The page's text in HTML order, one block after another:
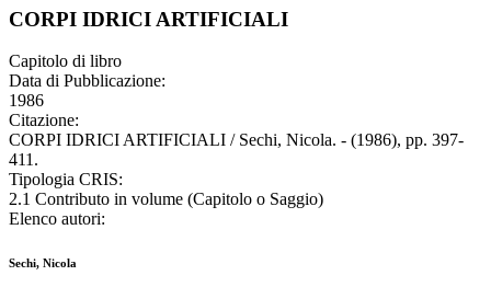
CORPI IDRICI ARTIFICIALI
Capitolo di libro
Data di Pubblicazione:
1986
Citazione:
CORPI IDRICI ARTIFICIALI / Sechi, Nicola. - (1986), pp. 397-
411.
Tipologia CRIS:
2.1 Contributo in volume (Capitolo o Saggio)
Elenco autori:
Sechi, Nicola